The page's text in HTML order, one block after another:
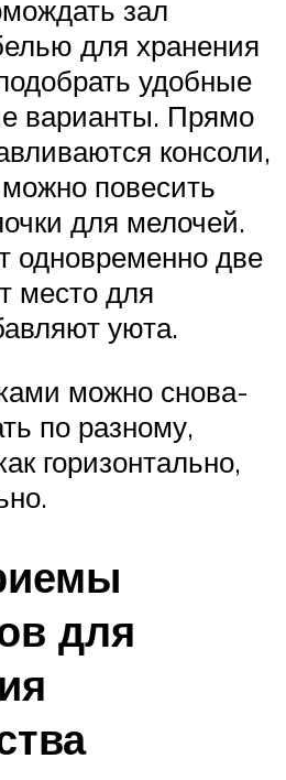
зал
для хранения
удобные
варианты. Прямо
консоли,
повесить
для мелочей.
одновременно две
место для
уюта.
можно снова-
по разному,
горизонтально,
для